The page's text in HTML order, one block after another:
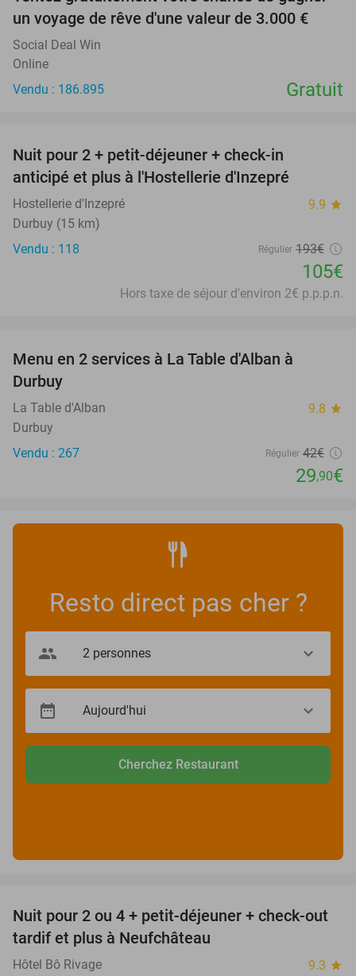
un voyage de rêve d'une valeur de 3.000 €
Social Deal Win
Online
Vendu : 186.895
Gratuit
Nuit pour 2 + petit-déjeuner + check-in
anticipé et plus à l'Hostellerie d'Inzepré
Hostellerie d'Inzepré 9.9 star
Durbuy (15 km)
Vendu : 118
Régulier 193€
105€
Hors taxe de séjour d'environ 2€ p.p.p.n.
Menu en 2 services à La Table d'Alban à
Durbuy
La Table d'Alban 9.8 star
Durbuy
Vendu : 267
Régulier 42€
29,90€
Resto direct pas cher ?
Cherchez Restaurant
43%
Nuit pour 2 ou 4 + petit-déjeuner + check-out
tardif et plus à Neufchâteau
Hôtel Bô Rivage 9.3 star